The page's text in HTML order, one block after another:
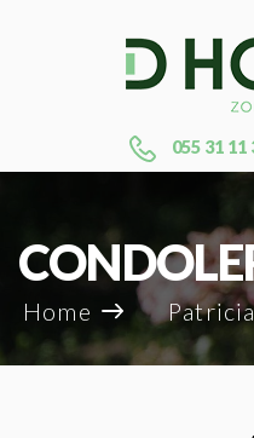
055 31 11
Home Patricia